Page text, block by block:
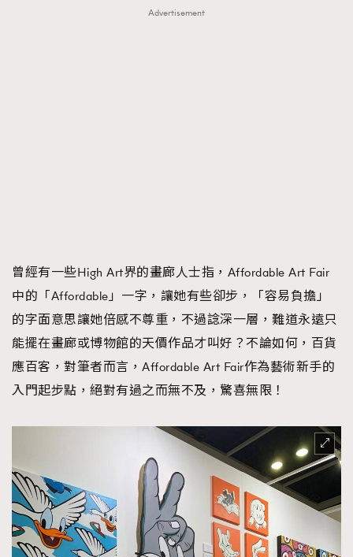
Advertisement
曾經有一些High Art界的畫廊人士指，Affordable Art Fair
中的「Affordable」一字，讓她有些卻步，「容易負擔」
的字面意思讓她倍感不尊重，不過諗深一層，難道永遠只
能擺在畫廊或博物館的天價作品才叫好？不論如何，百貨
應百客，對筆者而言，Affordable Art Fair作為藝術新手的
入門起步點，絕對有過之而無不及，驚喜無限！